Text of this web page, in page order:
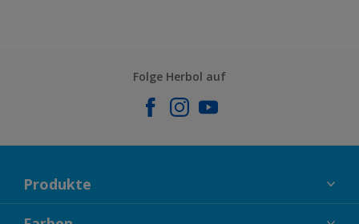
Folge Herbol auf
Produkte
FASSADENFARBEN